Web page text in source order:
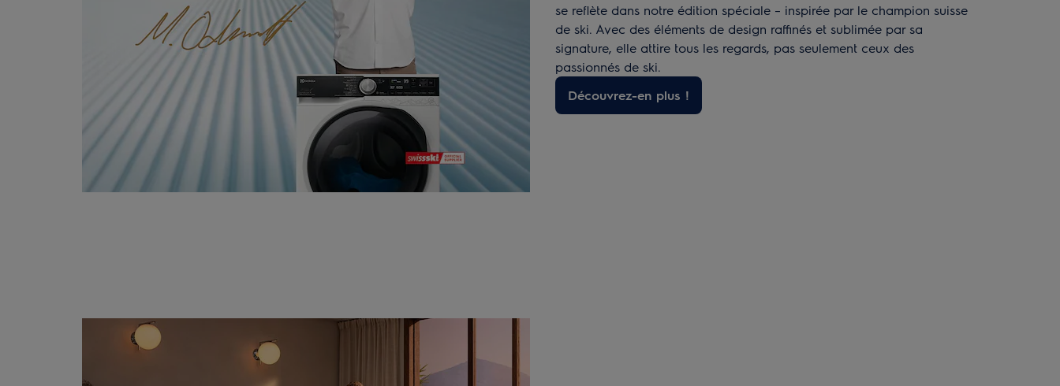
se reflète dans notre édition spéciale – inspirée par le champion suisse
de ski. Avec des éléments de design raffinés et sublimée par sa
signature, elle attire tous les regards, pas seulement ceux des
passionnés de ski.
Découvrez-en plus !